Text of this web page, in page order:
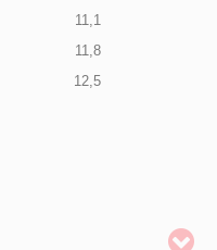
11,1
11,8
12,5